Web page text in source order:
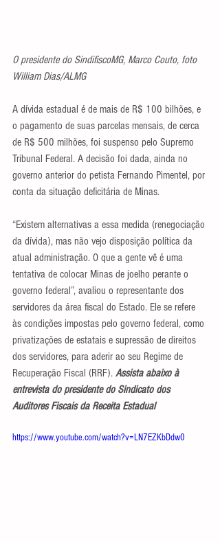
O presidente do SindifiscoMG, Marco Couto, foto
William Dias/ALMG
A dívida estadual é de mais de R$ 100 bilhões, e
o pagamento de suas parcelas mensais, de cerca
de R$ 500 milhões, foi suspenso pelo Supremo
Tribunal Federal. A decisão foi dada, ainda no
governo anterior do petista Fernando Pimentel, por
conta da situação deficitária de Minas.
“Existem alternativas a essa medida (renegociação
da dívida), mas não vejo disposição política da
atual administração. O que a gente vê é uma
tentativa de colocar Minas de joelho perante o
governo federal”, avaliou o representante dos
servidores da área fiscal do Estado. Ele se refere
às condições impostas pelo governo federal, como
privatizações de estatais e supressão de direitos
dos servidores, para aderir ao seu Regime de
Recuperação Fiscal (RRF). Assista abaixo à
entrevista do presidente do Sindicato dos
Auditores Fiscais da Receita Estadual
https://www.youtube.com/watch?v=LN7EZKbDdw0